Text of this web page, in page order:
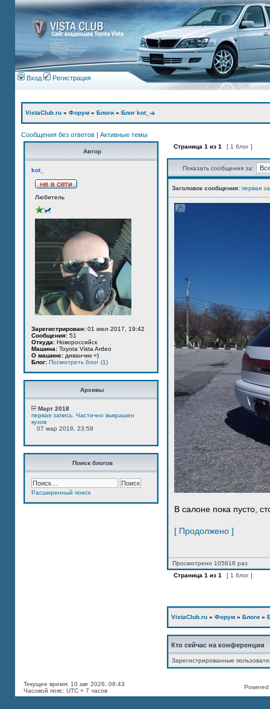
Вход Регистрация
VistaClub.ru » Форум » Блоги » Блог kot_-а
Сообщения без ответов | Активные темы
Автор
kot_
Любитель
Зарегистрирован: 01 июл 2017, 19:42
Сообщения: 51
Откуда: Новороссийск
Машина: Toyota Vista Ardeo
О машине: диванчик =)
Блог: Посмотреть блог (1)
Архивы
Март 2018
первая запись. Частично выкрашен
кузов
07 мар 2018, 23:59
Поиск блогов
Расширенный поиск
Страница 1 из 1 [ 1 блог ]
Показать сообщения за:
Заголовок сообщения: первая
В салоне пока пусто,
[ Продолжено ]
Просмотрено 105816 раз
Страница 1 из 1 [ 1 блог ]
VistaClub.ru » Форум » Блоги »
Кто сейчас на конференции
Зарегистрированные
Текущее время: 10 авг 2026, 08:43
Часовой пояс: UTC + 7 часов